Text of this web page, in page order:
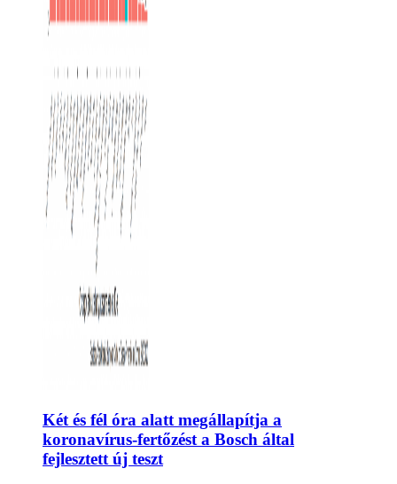
Két és fél óra alatt megállapítja a
koronavírus-fertőzést a Bosch által
fejlesztett új teszt